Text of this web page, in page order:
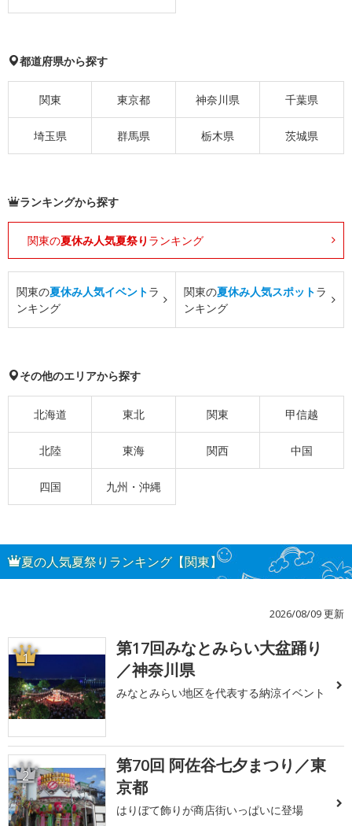
都道府県から探す
関東 東京都 神奈川県 千葉県
埼玉県 群馬県 栃木県 茨城県
ランキングから探す
関東の夏休み人気夏祭り ランキング
関東の夏休み人気イベントラ
ンキング
関東の夏休み人気スポットラ
ンキング
その他のエリアから探す
北海道 東北 関東 甲信越
北陸 東海 関西 中国
四国 九州・沖縄
夏の人気夏祭りランキング【関東】
2026/08/09 更新
1
第17回みなとみらい大盆踊り
／神奈川県
みなとみらい地区を代表する納涼イベント
2
第70回 阿佐谷七夕まつり／東
京都
はりぼて飾りが商店街いっぱいに登場